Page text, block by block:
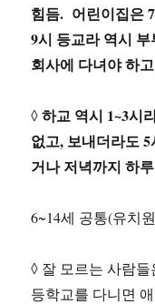
힘듬. 어린이집은
9시 등교라 역시
회사에 다녀야 하
◊하교 역시 1~3시
없고, 보내더라도
거나 저녁까지 하
6~14세 공통(유치
◊ 잘 모르는 사람
등학교를 다니면